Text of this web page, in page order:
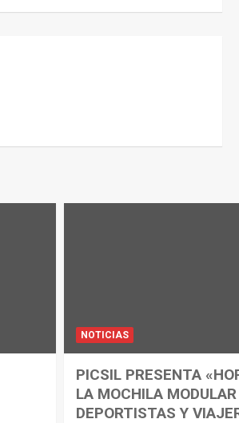
NOTICIAS
PICSIL PRESENTA
LA MOCHILA
DEPORTISTAS Y